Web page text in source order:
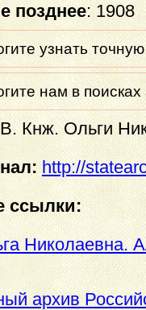
позднее: 1908
узнать
нам в поисках
Кнж. Ольги
http://
ссылки:
Николаевна.
архив